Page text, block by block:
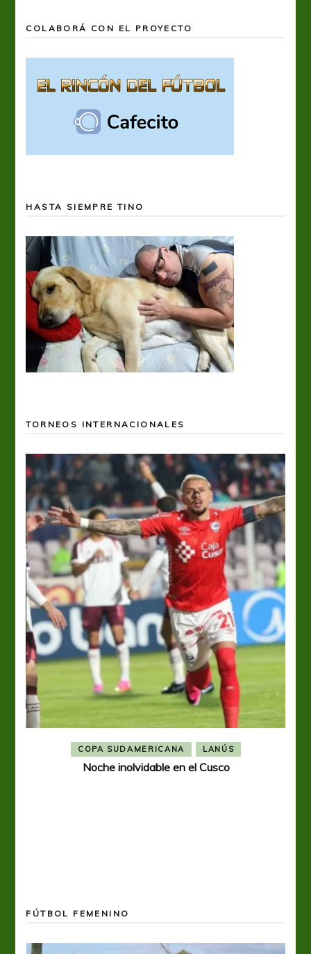
COLABORÁ CON EL PROYECTO
HASTA SIEMPRE TINO
TORNEOS INTERNACIONALES
COPA SUDAMERICANA LANÚS
Noche inolvidable en el Cusco
FÚTBOL FEMENINO